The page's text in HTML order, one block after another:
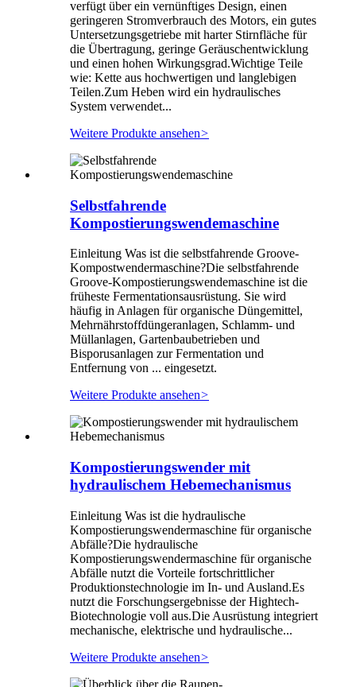
verfügt über ein vernünftiges Design, einen
geringeren Stromverbrauch des Motors, ein gutes
Untersetzungsgetriebe mit harter Stirnfläche für
die Übertragung, geringe Geräuschentwicklung
und einen hohen Wirkungsgrad.Wichtige Teile
wie: Kette aus hochwertigen und langlebigen
Teilen.Zum Heben wird ein hydraulisches
System verwendet...
Weitere Produkte ansehen>
Selbstfahrende
Kompostierungswendemaschine
Einleitung Was ist die selbstfahrende Groove-
Kompostwendermaschine?Die selbstfahrende
Groove-Kompostierungswendemaschine ist die
früheste Fermentationsausrüstung. Sie wird
häufig in Anlagen für organische Düngemittel,
Mehrnährstoffdüngeranlagen, Schlamm- und
Müllanlagen, Gartenbaubetrieben und
Bisporusanlagen zur Fermentation und
Entfernung von ... eingesetzt.
Weitere Produkte ansehen>
Kompostierungswender mit
hydraulischem Hebemechanismus
Einleitung Was ist die hydraulische
Kompostierungswendermaschine für organische
Abfälle?Die hydraulische
Kompostierungswendermaschine für organische
Abfälle nutzt die Vorteile fortschrittlicher
Produktionstechnologie im In- und Ausland.Es
nutzt die Forschungsergebnisse der Hightech-
Biotechnologie voll aus.Die Ausrüstung integriert
mechanische, elektrische und hydraulische...
Weitere Produkte ansehen>